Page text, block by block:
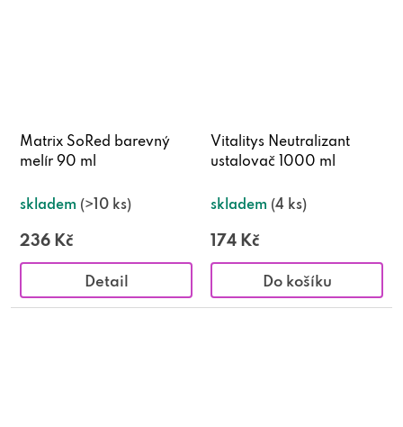
Matrix SoRed barevný
melír 90 ml
skladem (>10 ks)
236 Kč
Detail
Vitalitys Neutralizant
ustalovač 1000 ml
skladem (4 ks)
174 Kč
Do košíku